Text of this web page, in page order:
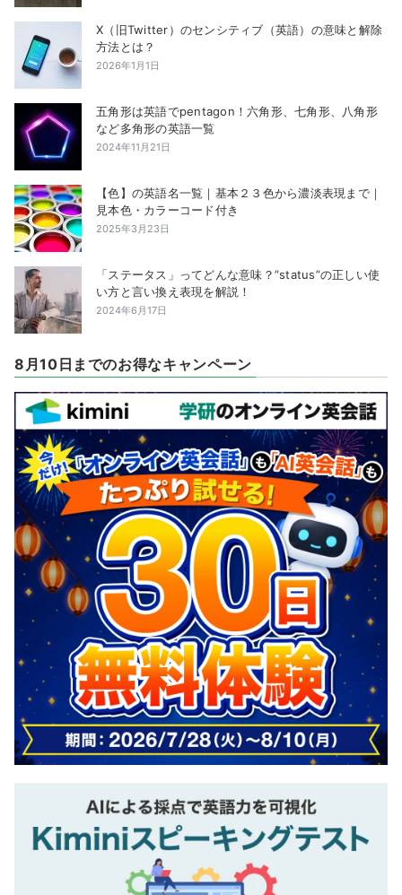
X（旧Twitter）のセンシティブ（英語）の意味と解除
方法とは？
2026年1月1日
五角形は英語でpentagon！六角形、七角形、八角形
など多角形の英語一覧
2024年11月21日
【色】の英語名一覧｜基本２３色から濃淡表現まで｜
見本色・カラーコード付き
2025年3月23日
「ステータス」ってどんな意味？”status”の正しい使
い方と言い換え表現を解説！
2024年6月17日
8月10日までのお得なキャンペーン